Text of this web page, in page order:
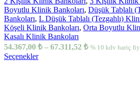
Boyutlu Klinik Bankoları, Düşük Tablalı
Bankoları, L Düşük Tablalı (Tezgahlı)
Köşeli Klinik Bankoları, Orta Boyutlu
Kasalı Klinik Bankoları
54.367,00 ₺ – 67.311,52 ₺ % 10 kdv hariç
Seçenekler